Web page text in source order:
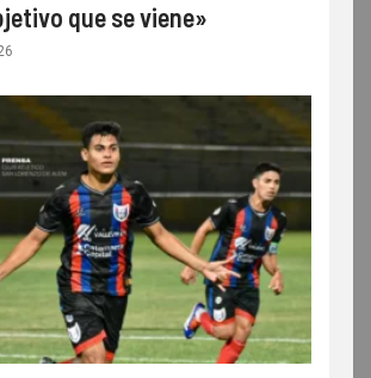
que se viene»